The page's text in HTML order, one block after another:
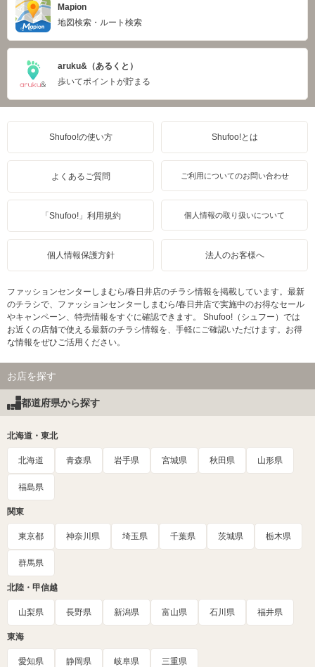
Mapion
地図検索・ルート検索
aruku&（あるくと）
歩いてポイントが貯まる
Shufoo!の使い方 Shufoo!とは
よくあるご質問 ご利用についてのお問い合わせ
「Shufoo!」利用規約 個人情報の取り扱いについて
個人情報保護方針 法人のお客様へ
ファッションセンターしまむら/春日井店のチラシ情報を掲載しています。最新
のチラシで、ファッションセンターしまむら/春日井店で実施中のお得なセール
やキャンペーン、特売情報をすぐに確認できます。 Shufoo!（シュフー）では
お近くの店舗で使える最新のチラシ情報を、手軽にご確認いただけます。お得
な情報をぜひご活用ください。
お店を探す
都道府県から探す
北海道・東北
北海道 青森県 岩手県 宮城県 秋田県 山形県
福島県
関東
東京都 神奈川県 埼玉県 千葉県 茨城県 栃木県
群馬県
北陸・甲信越
山梨県 長野県 新潟県 富山県 石川県 福井県
東海
愛知県 静岡県 岐阜県 三重県